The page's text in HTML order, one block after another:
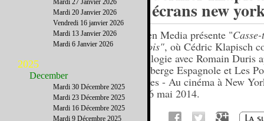
les écrans new
Cohen Media présente "
chinois", où Cédric Klapisch
sa trilogie avec Romain Duris
L'Auberge Espagnole et Les
Russes - Au cinéma à New
du 16 mai 2014.
Mardi 27 Janvier 2026
Mardi 20 Janvier 2026
Vendredi 16 janvier 2026
Mardi 13 Janvier 2026
Mardi 6 Janvier 2026
2025
December
Mardi 30 Décembre 2025
Mardi 23 Décembre 2025
Mardi 16 Décembre 2025
Mardi 9 Décembre 2025